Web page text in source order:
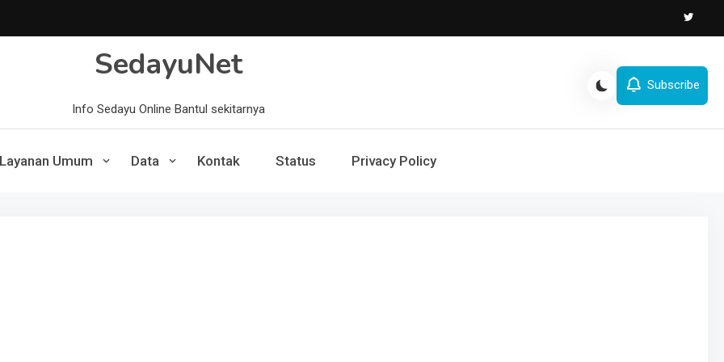
SedayuNet
Info Sedayu Online Bantul sekitarnya
Subscribe
Layanan Umum Data Kontak Status Privacy Policy